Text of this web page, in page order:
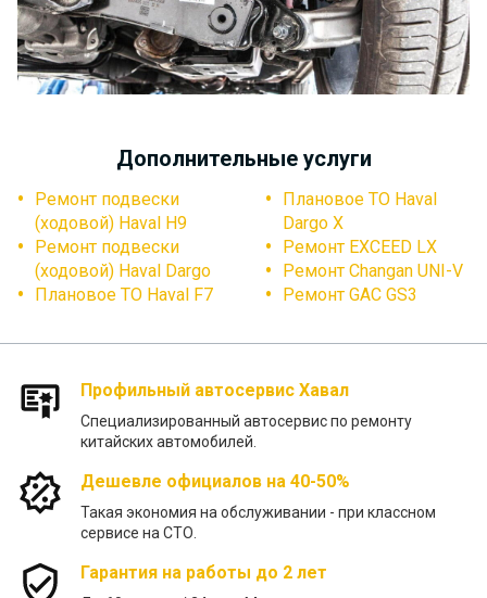
Дополнительные услуги
Ремонт подвески
(ходовой) Haval H9
Ремонт подвески
(ходовой) Haval Dargo
Плановое ТО Haval F7
Плановое ТО Haval
Dargo X
Ремонт EXCEED LX
Ремонт Changan UNI-V
Ремонт GAC GS3
Профильный автосервис Хавал
Специализированный автосервис по ремонту
китайских автомобилей.
Дешевле официалов на 40-50%
Такая экономия на обслуживании - при классном
сервисе на СТО.
Гарантия на работы до 2 лет